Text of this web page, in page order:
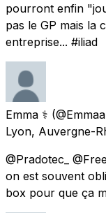
pourront enfin
pas le GP mais la
entreprise... #iliad
Emma ⚕️
Lyon, Auvergne-
@Pradotec_
on est souvent
box pour que ça